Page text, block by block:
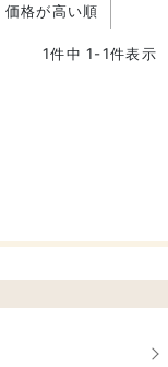
価格が高い順
1件中 1-1件表示